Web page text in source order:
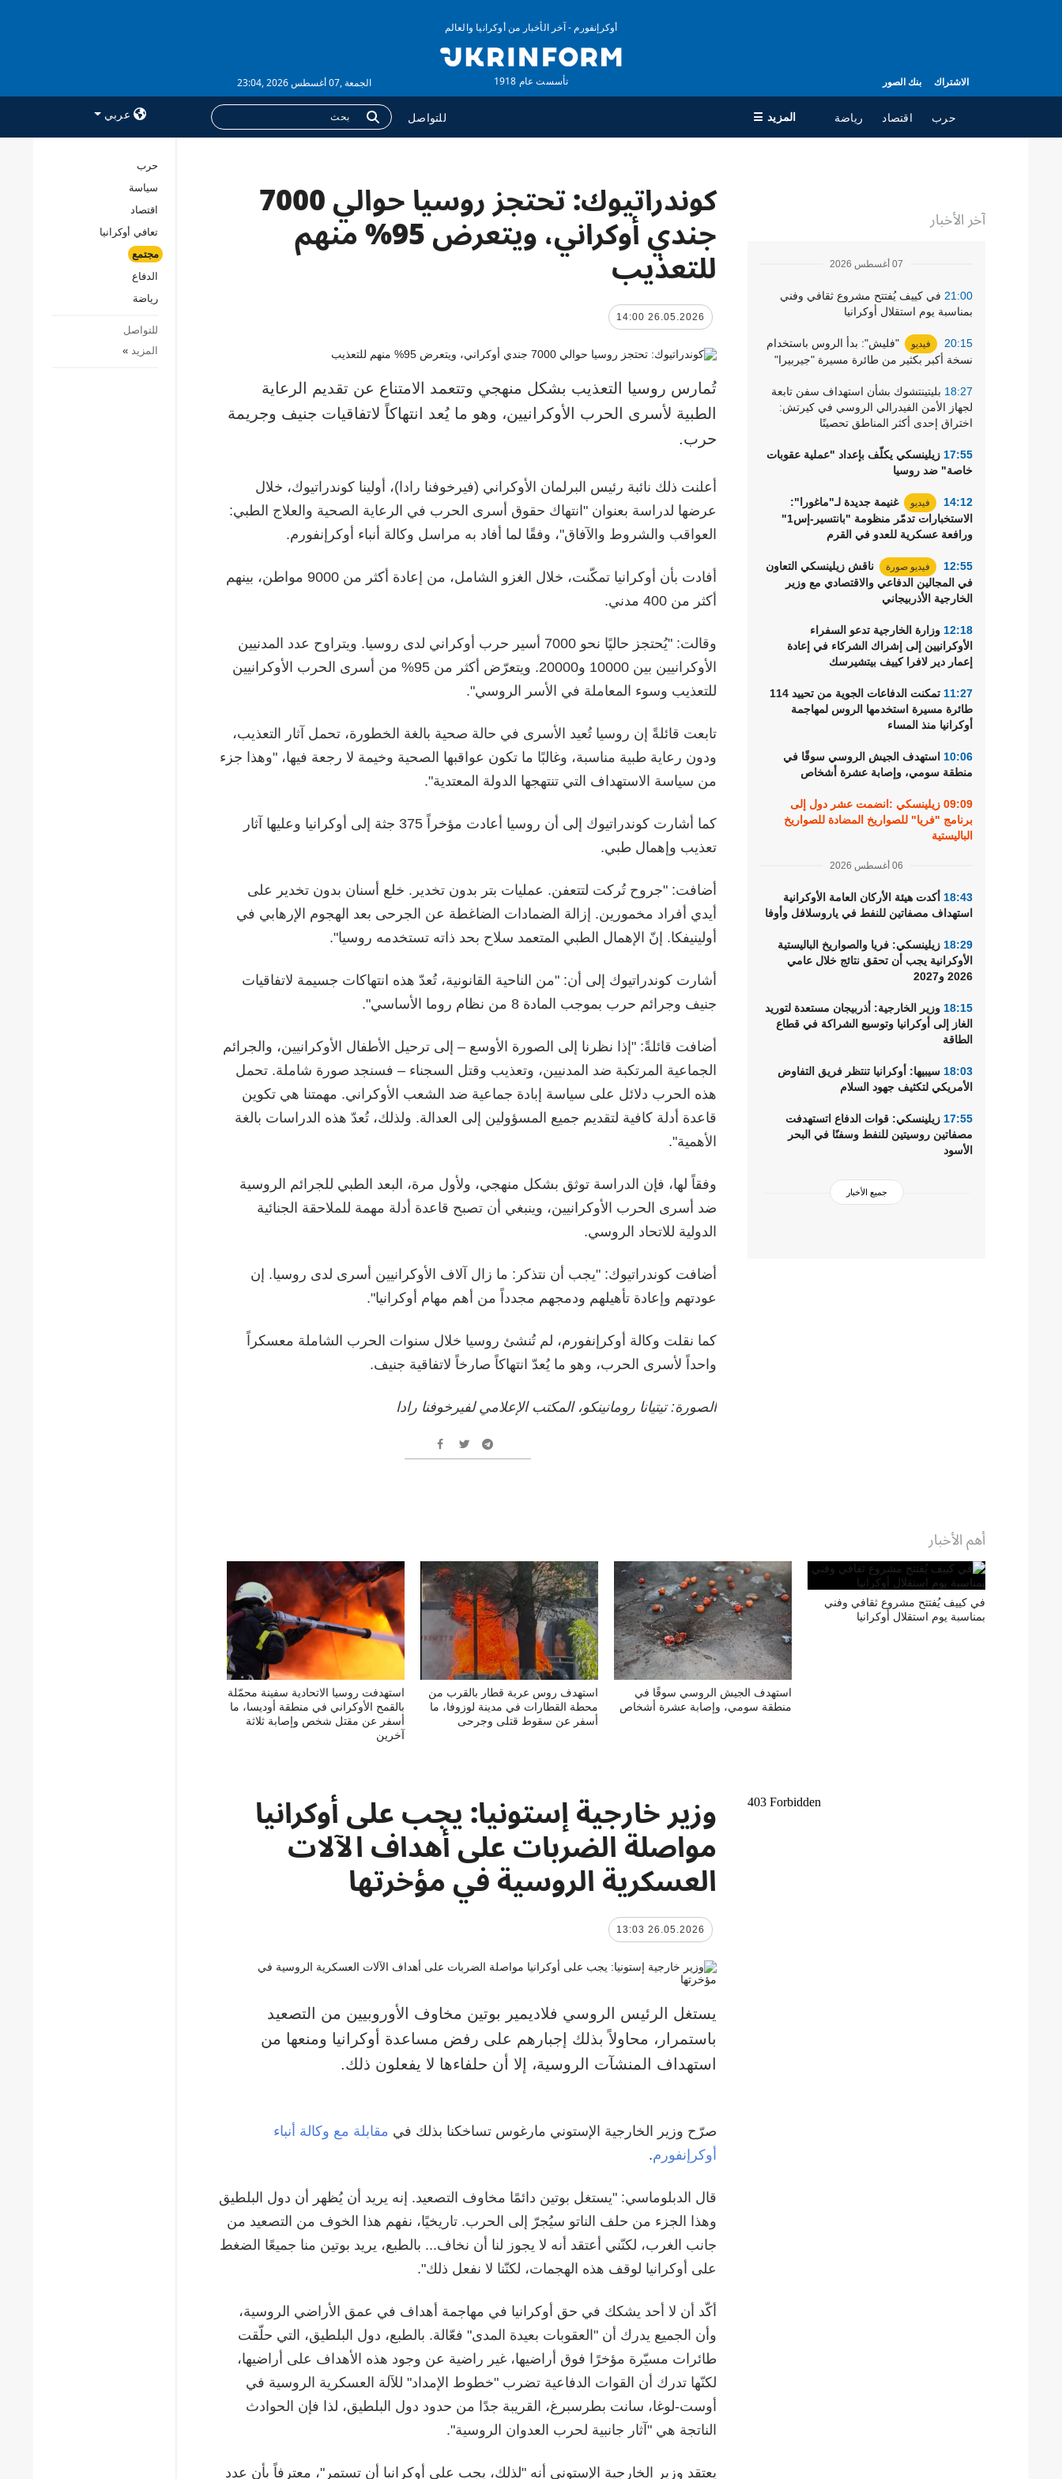
الاشتراك بنك الصور
أوكرإنفورم - آخر الأخبار من أوكرانيا والعالم
تأسست عام 1918 الجمعة ,07 أغسطس 2026 ,23:04
حرب اقتصاد رياضة المزيد ☰ للتواصل عربي
حرب
تعافي أوكرانيا
مجتمع
الدفاع
رياضة
الوكالة
معلومات عن الوكالة
جهات الاتصال
سياسة الخصوصية وحماية
البيانات الشخصية
المزيد
التقارير
مقابلات
خدمات
حرب
سياسة
اقتصاد
تعافي أوكرانيا
مجتمع
الدفاع
رياضة
للتواصل
المزيد »
آخر الأخبار
07 أغسطس 2026
21:00 في كييف يُفتتح مشروع ثقافي وفني
بمناسبة يوم استقلال أوكرانيا
20:15 فيديو
"فليش": بدأ الروس باستخدام
نسخة أكبر بكثير من طائرة مسيرة "جيربيرا"
18:27 بليتينتشوك بشأن استهداف سفن تابعة
لجهاز الأمن الفيدرالي الروسي في كيرتش:
اختراق إحدى أكثر المناطق تحصينًا
17:55 زيلينسكي يكلّف بإعداد "عملية عقوبات
خاصة" ضد روسيا
14:12 فيديو
غنيمة جديدة لـ"ماغورا":
الاستخبارات تدمّر منظومة "بانتسير-إس1"
ورافعة عسكرية للعدو في القرم
12:55 فيديو صورة
ناقش زيلينسكي التعاون
في المجالين الدفاعي والاقتصادي مع وزير
الخارجية الأذربيجاني
12:18 وزارة الخارجية تدعو السفراء
الأوكرانيين إلى إشراك الشركاء في إعادة
إعمار دير لافرا كييف بيتشيرسك
11:27
تمكنت الدفاعات الجوية من تحييد 114
طائرة مسيرة استخدمها الروس لمهاجمة
أوكرانيا منذ المساء
10:06 استهدف الجيش الروسي سوقًا في
منطقة سومي، وإصابة عشرة أشخاص
09:09 زيلينسكي :انضمت عشر دول إلى
برنامج "فريا" للصواريخ المضادة للصواريخ
الباليستية
06 أغسطس 2026
18:43 أكدت هيئة الأركان العامة الأوكرانية
استهداف مصفاتين للنفط في ياروسلافل وأوفا
18:29 زيلينسكي: فريا والصواريخ الباليستية
الأوكرانية يجب أن تحقق نتائج خلال عامي
2026 و2027
18:15 وزير الخارجية: أذربيجان مستعدة لتوريد
الغاز إلى أوكرانيا وتوسيع الشراكة في قطاع
الطاقة
18:03 سيبيها: أوكرانيا تنتظر فريق التفاوض
الأمريكي لتكثيف جهود السلام
17:55 زيلينسكي: قوات الدفاع اتستهدفت
مصفاتين روسيتين للنفط وسفنًا في البحر
الأسود
جميع الأخبار
كوندراتيوك: تحتجز روسيا حوالي 7000
جندي أوكراني، ويتعرض 95% منهم
للتعذيب
26.05.2026 14:00
تُمارس روسيا التعذيب بشكل منهجي وتتعمد الامتناع عن تقديم الرعاية
الطبية لأسرى الحرب الأوكرانيين، وهو ما يُعد انتهاكاً لاتفاقيات جنيف وجريمة
حرب.
أعلنت ذلك نائبة رئيس البرلمان الأوكراني (فيرخوفنا رادا)، أولينا كوندراتيوك، خلال
عرضها لدراسة بعنوان "انتهاك حقوق أسرى الحرب في الرعاية الصحية والعلاج الطبي:
العواقب والشروط والآفاق"، وفقًا لما أفاد به مراسل وكالة أنباء أوكرإنفورم.
أفادت بأن أوكرانيا تمكّنت، خلال الغزو الشامل، من إعادة أكثر من 9000 مواطن، بينهم
أكثر من 400 مدني.
وقالت: "يُحتجز حاليًا نحو 7000 أسير حرب أوكراني لدى روسيا. ويتراوح عدد المدنيين
الأوكرانيين بين 10000 و20000. ويتعرّض أكثر من 95% من أسرى الحرب الأوكرانيين
للتعذيب وسوء المعاملة في الأسر الروسي".
تابعت قائلةً إن روسيا تُعيد الأسرى في حالة صحية بالغة الخطورة، تحمل آثار التعذيب،
ودون رعاية طبية مناسبة، وغالبًا ما تكون عواقبها الصحية وخيمة لا رجعة فيها، "وهذا جزء
من سياسة الاستهداف التي تنتهجها الدولة المعتدية".
كما أشارت كوندراتيوك إلى أن روسيا أعادت مؤخراً 375 جثة إلى أوكرانيا وعليها آثار
تعذيب وإهمال طبي.
أضافت: "جروح تُركت لتتعفن. عمليات بتر بدون تخدير. خلع أسنان بدون تخدير على
أيدي أفراد مخمورين. إزالة الضمادات الضاغطة عن الجرحى بعد الهجوم الإرهابي في
أولينيفكا. إنّ الإهمال الطبي المتعمد سلاح بحد ذاته تستخدمه روسيا".
أشارت كوندراتيوك إلى أن: "من الناحية القانونية، تُعدّ هذه انتهاكات جسيمة لاتفاقيات
جنيف وجرائم حرب بموجب المادة 8 من نظام روما الأساسي".
أضافت قائلةً: "إذا نظرنا إلى الصورة الأوسع – إلى ترحيل الأطفال الأوكرانيين، والجرائم
الجماعية المرتكبة ضد المدنيين، وتعذيب وقتل السجناء – فسنجد صورة شاملة. تحمل
هذه الحرب دلائل على سياسة إبادة جماعية ضد الشعب الأوكراني. مهمتنا هي تكوين
قاعدة أدلة كافية لتقديم جميع المسؤولين إلى العدالة. ولذلك، تُعدّ هذه الدراسات بالغة
الأهمية".
وفقاً لها، فإن الدراسة توثق بشكل منهجي، ولأول مرة، البعد الطبي للجرائم الروسية
ضد أسرى الحرب الأوكرانيين، وينبغي أن تصبح قاعدة أدلة مهمة للملاحقة الجنائية
الدولية للاتحاد الروسي.
أضافت كوندراتيوك: "يجب أن نتذكر: ما زال آلاف الأوكرانيين أسرى لدى روسيا. إن
عودتهم وإعادة تأهيلهم ودمجهم مجدداً من أهم مهام أوكرانيا".
كما نقلت وكالة أوكرإنفورم، لم تُنشئ روسيا خلال سنوات الحرب الشاملة معسكراً
واحداً لأسرى الحرب، وهو ما يُعدّ انتهاكاً صارخاً لاتفاقية جنيف.
الصورة: تيتيانا رومانينكو، المكتب الإعلامي لفيرخوفنا رادا
أهم الأخبار
في كييف يُفتتح مشروع ثقافي وفني
بمناسبة يوم استقلال أوكرانيا
استهدف الجيش الروسي سوقًا في
منطقة سومي، وإصابة عشرة أشخاص
استهدف روس عربة قطار بالقرب من
محطة القطارات في مدينة لوزوفا، ما
أسفر عن سقوط قتلى وجرحى
استهدفت روسيا الاتحادية سفينة محمّلة
بالقمح الأوكراني في منطقة أوديسا، ما
أسفر عن مقتل شخص وإصابة ثلاثة
آخرين
وزير خارجية إستونيا: يجب على أوكرانيا
مواصلة الضربات على أهداف الآلات
العسكرية الروسية في مؤخرتها
26.05.2026 13:03
يستغل الرئيس الروسي فلاديمير بوتين مخاوف الأوروبيين من التصعيد
باستمرار، محاولاً بذلك إجبارهم على رفض مساعدة أوكرانيا ومنعها من
استهداف المنشآت الروسية، إلا أن حلفاءها لا يفعلون ذلك.
صرّح وزير الخارجية الإستوني مارغوس تساخكنا بذلك في مقابلة مع وكالة أنباء
أوكرإنفورم.
قال الدبلوماسي: "يستغل بوتين دائمًا مخاوف التصعيد. إنه يريد أن يُظهر أن دول البلطيق
وهذا الجزء من حلف الناتو سيُجرّ إلى الحرب. تاريخيًا، نفهم هذا الخوف من التصعيد من
جانب الغرب، لكنّني أعتقد أنه لا يجوز لنا أن نخاف... بالطبع، يريد بوتين منا جميعًا الضغط
على أوكرانيا لوقف هذه الهجمات، لكنّنا لا نفعل ذلك".
أكّد أن لا أحد يشكك في حق أوكرانيا في مهاجمة أهداف في عمق الأراضي الروسية،
وأن الجميع يدرك أن "العقوبات بعيدة المدى" فعّالة. بالطبع، دول البلطيق، التي حلّقت
طائرات مسيّرة مؤخرًا فوق أراضيها، غير راضية عن وجود هذه الأهداف على أراضيها،
لكنّها تدرك أن القوات الدفاعية تضرب "خطوط الإمداد" للآلة العسكرية الروسية في
أوست-لوغا، سانت بطرسبرغ، القريبة جدًا من حدود دول البلطيق، لذا فإن الحوادث
الناتجة هي "آثار جانبية لحرب العدوان الروسية".
يعتقد وزير الخارجية الإستوني أنه "لذلك، يجب على أوكرانيا أن تستمر"، معترفاً بأن عدد